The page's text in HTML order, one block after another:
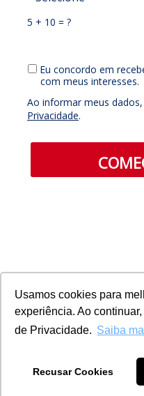
Usamos cookies para
experiência. Ao
de Privacidade. Saiba
Recusar Cookies
5 + 10 = ?
Eu concordo em
com meus interesses.
Ao informar meus
Privacidade.
Pelotas - RS - Brasil